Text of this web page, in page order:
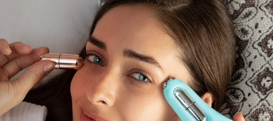
Мои приборы
Мои заказы
Мои адреса
Мои подписки
FAQ™ Pure Beauty-Tech Elixir
issa™ Teeth Whitening Set
Deutsch
Español
Italiano
Português
Polski
Svenska
Русский
Türkçe
简体中文 繁體中文